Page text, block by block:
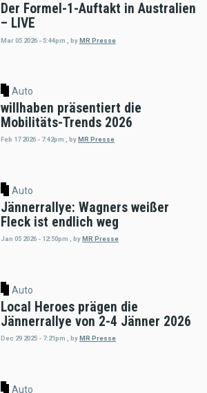
Der Formel-1-Auftakt in Australien
– LIVE
Mar 05 2026 - 5:44pm byMR Presse
Auto
willhaben präsentiert die
Mobilitäts-Trends 2026
Feb 17 2026 - 7:42pm , byMR Presse
Auto
Jännerrallye: Wagners weißer
Fleck ist endlich weg
Jan 05 2026 - 12:50pm byMR Presse
Auto
Local Heroes prägen die
Jännerrallye von 2-4 Jänner 2026
Dec 29 2025 - 7:21pm byMR Presse
Auto